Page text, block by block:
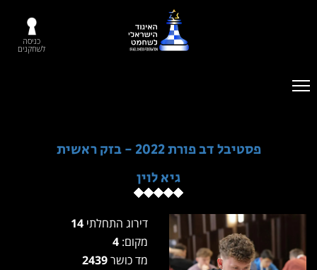
כניסה
לשחקנים
פסטיבל דב פורת 2022 - בזק ראשית
גיא לוין
דירוג התחלתי
מקום:
מד כושר